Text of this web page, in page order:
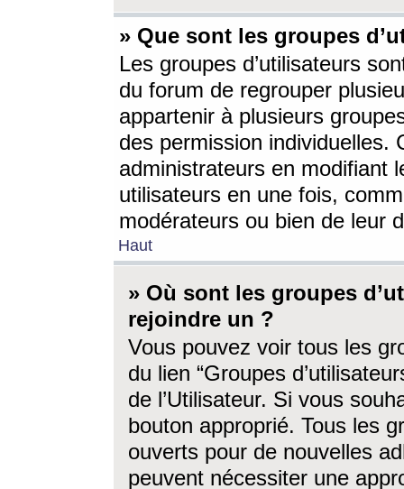
» Que sont les groupes
Les groupes d’utilisateurs
du forum de regrouper
appartenir à plusieurs
des permission individuelles.
administrateurs en modifiant
utilisateurs en une fois,
modérateurs ou bien de leur
Haut
» Où sont les groupes
rejoindre un ?
Vous pouvez voir tous les
du lien “Groupes
de l’Utilisateur. Si vous
bouton approprié. Tous les
ouverts pour de nouvelles
peuvent nécessiter une